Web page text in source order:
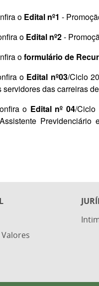
o Edital nº1 -
o Edital nº2-
oformulário de
o Edital nº03/Ciclo
servidores das carreiras
o Edital nº 04/Ciclo